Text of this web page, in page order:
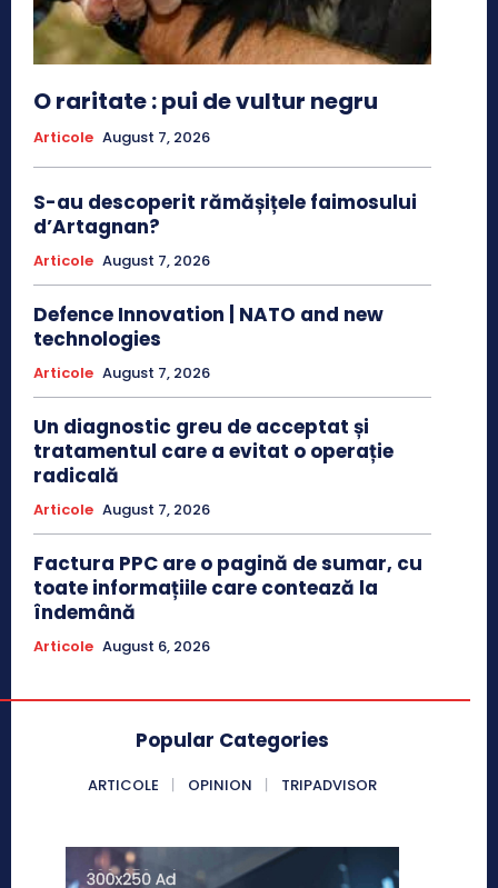
O raritate : pui de vultur negru
Articole August 7, 2026
S-au descoperit rămășițele faimosului
d’Artagnan?
Articole August 7, 2026
Defence Innovation | NATO and new
technologies
Articole August 7, 2026
Un diagnostic greu de acceptat și
tratamentul care a evitat o operație
radicală
Articole August 7, 2026
Factura PPC are o pagină de sumar, cu
toate informațiile care contează la
îndemână
Articole August 6, 2026
Popular Categories
ARTICOLE OPINION TRIPADVISOR